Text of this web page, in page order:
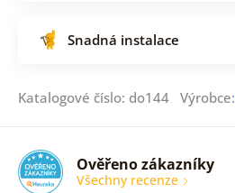
Snadná instalace
Katalogové číslo: do144 Výrobce:
Ověřeno zákazníky
Všechny recenze